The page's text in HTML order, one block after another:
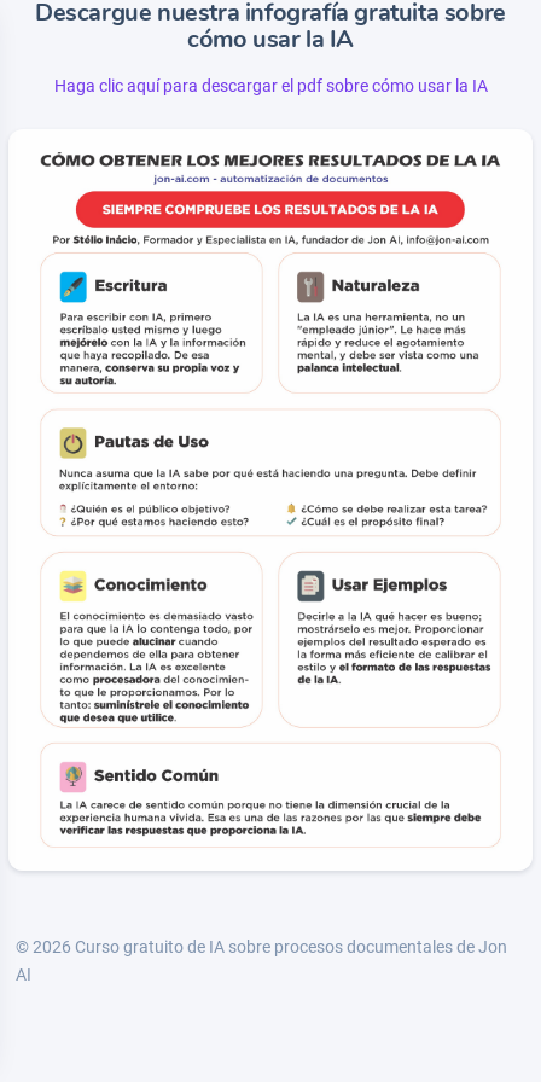
Descargue nuestra infografía gratuita sobre
cómo usar la IA
Haga clic aquí para descargar el pdf sobre cómo usar la IA
© 2026 Curso gratuito de IA sobre procesos documentales de Jon
AI